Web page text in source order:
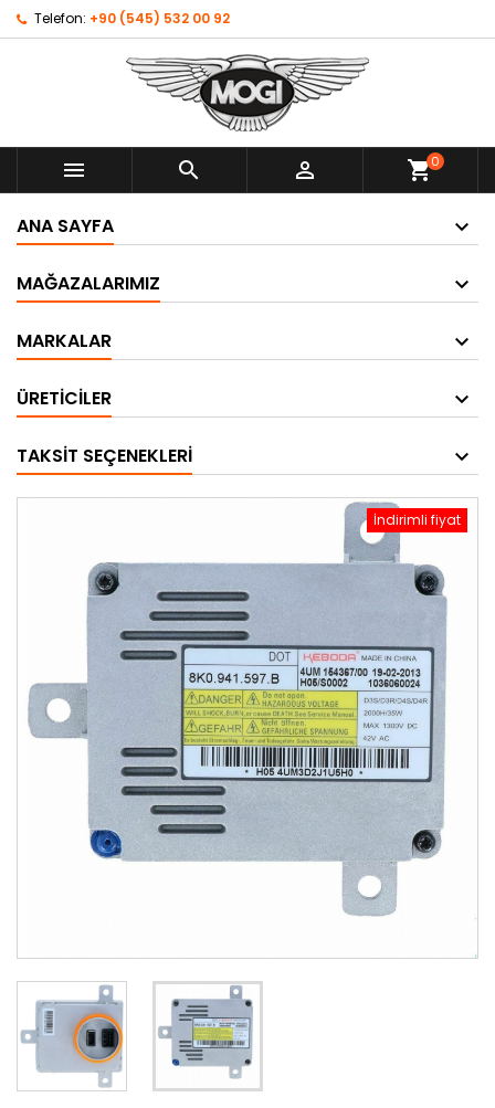
Telefon: +90 (545) 532 00 92
   shopping_cart0
ANA SAYFA
MAĞAZALARIMIZ
MARKALAR
ÜRETICILER
TAKSIT SEÇENEKLERI
İndirimli fiyat